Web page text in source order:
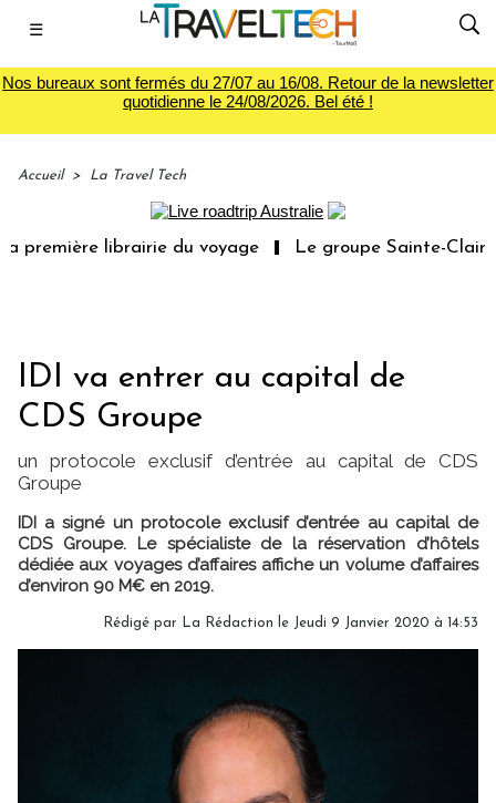
☰
Nos bureaux sont fermés du 27/07 au 16/08. Retour de la newsletter
quotidienne le 24/08/2026. Bel été !
Accueil > La Travel Tech
librairie du voyage Le groupe Sainte-Claire
IDI va entrer au capital de
CDS Groupe
un protocole exclusif d’entrée au capital de CDS
Groupe
IDI a signé un protocole exclusif d’entrée au capital de
CDS Groupe. Le spécialiste de la réservation d’hôtels
dédiée aux voyages d’affaires affiche un volume d’affaires
d’environ 90 M€ en 2019.
Rédigé par La Rédaction le Jeudi 9 Janvier 2020 à 14:53